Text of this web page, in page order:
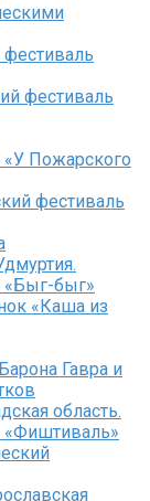
фестиваль
фестиваль
«У Пожарского
фестиваль
«Быг-быг»
«Каша из
Гавра и
область.
«Фиштиваль»